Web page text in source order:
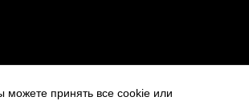
можете принять все cookie или